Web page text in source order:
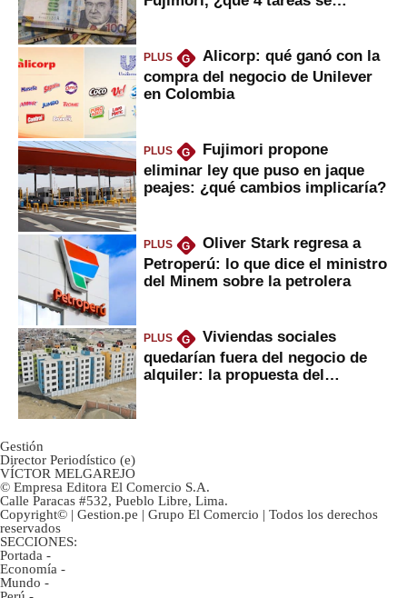
PLUS G
Alicorp: qué ganó con la
compra del negocio de Unilever
en Colombia
PLUS G
Fujimori propone
eliminar ley que puso en jaque
peajes: ¿qué cambios implicaría?
PLUS G
Oliver Stark regresa a
Petroperú: lo que dice el ministro
del Minem sobre la petrolera
PLUS G
Viviendas sociales
quedarían fuera del negocio de
alquiler: la propuesta del
Gestión
Director Periodístico (e)
VÍCTOR MELGAREJO
© Empresa Editora El Comercio S.A.
Calle Paracas #532, Pueblo Libre, Lima.
Copyright© | Gestion.pe | Grupo El Comercio | Todos los derechos
reservados
SECCIONES:
Portada -
Economía -
Mundo -